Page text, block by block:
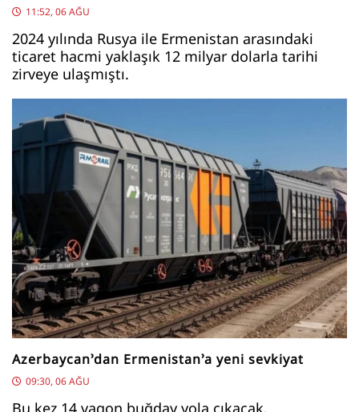
11:52, 06 AĞU
2024 yılında Rusya ile Ermenistan arasındaki
ticaret hacmi yaklaşık 12 milyar dolarla tarihi
zirveye ulaşmıştı.
Azerbaycan’dan Ermenistan’a yeni sevkiyat
09:30, 06 AĞU
Bu kez 14 vagon buğday yola çıkacak.